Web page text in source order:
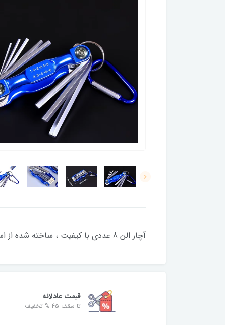
آچار الن 8 عددی با کیفیت ، ساخته شده از استیل حاوی وانادیوم... دارای 8 سایز مختلف: H 1.5 - 2 - 2.5 - 3 - 4 - 5 - 6 - 8
قیمت عادلانه
تا سقف 45 % تخفیف